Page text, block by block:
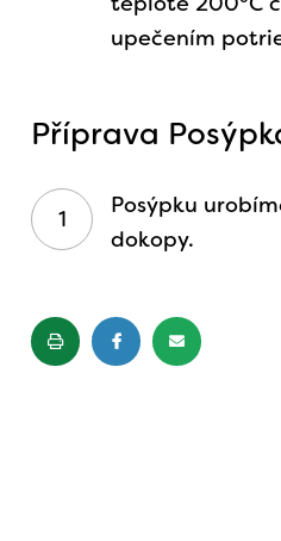
upečením
Příprava
Posýpku
dokopy.